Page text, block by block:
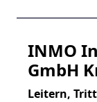
INMO
GmbH
Leitern,